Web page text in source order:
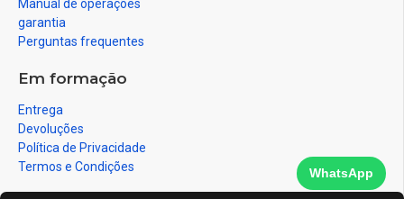
Manual de operações
garantia
Perguntas frequentes
Em formação
Entrega
Devoluções
Política de Privacidade
Termos e Condições
WhatsApp